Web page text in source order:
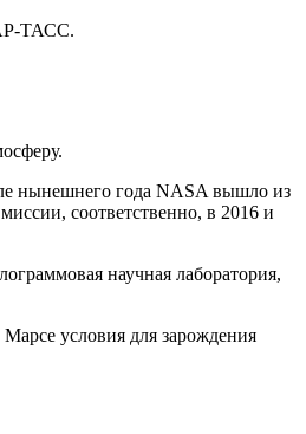
ТАСС.
нынешнего года NASA вышло из
соответственно, в 2016 и
научная лаборатория,
условия для зарождения